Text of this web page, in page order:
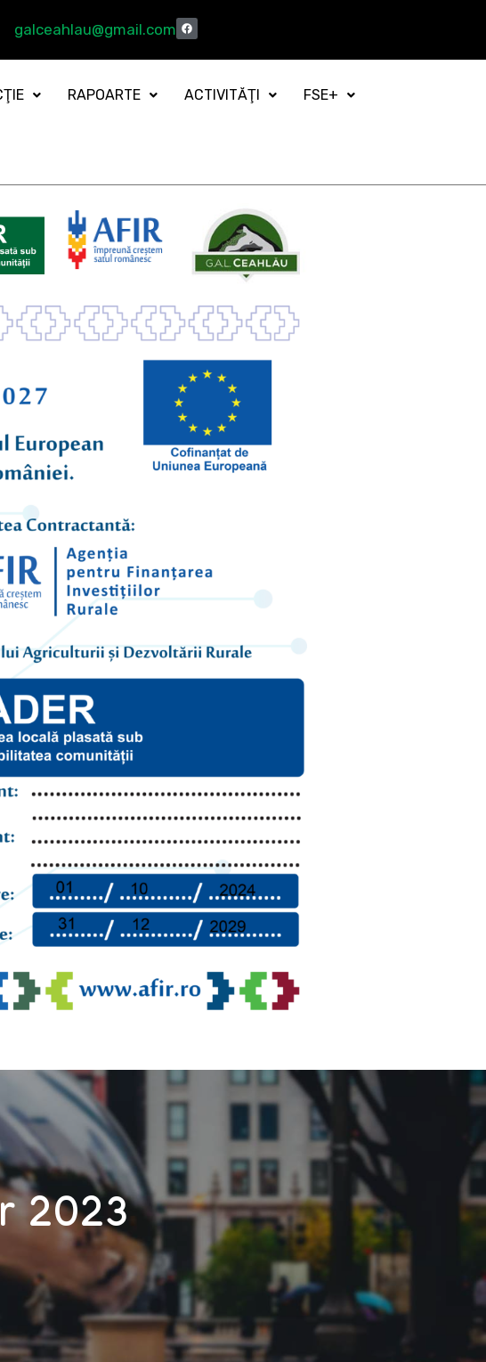
galceahlau@gmail.com
RAPOARTE ACTIVITĂŢI FSE+
2023